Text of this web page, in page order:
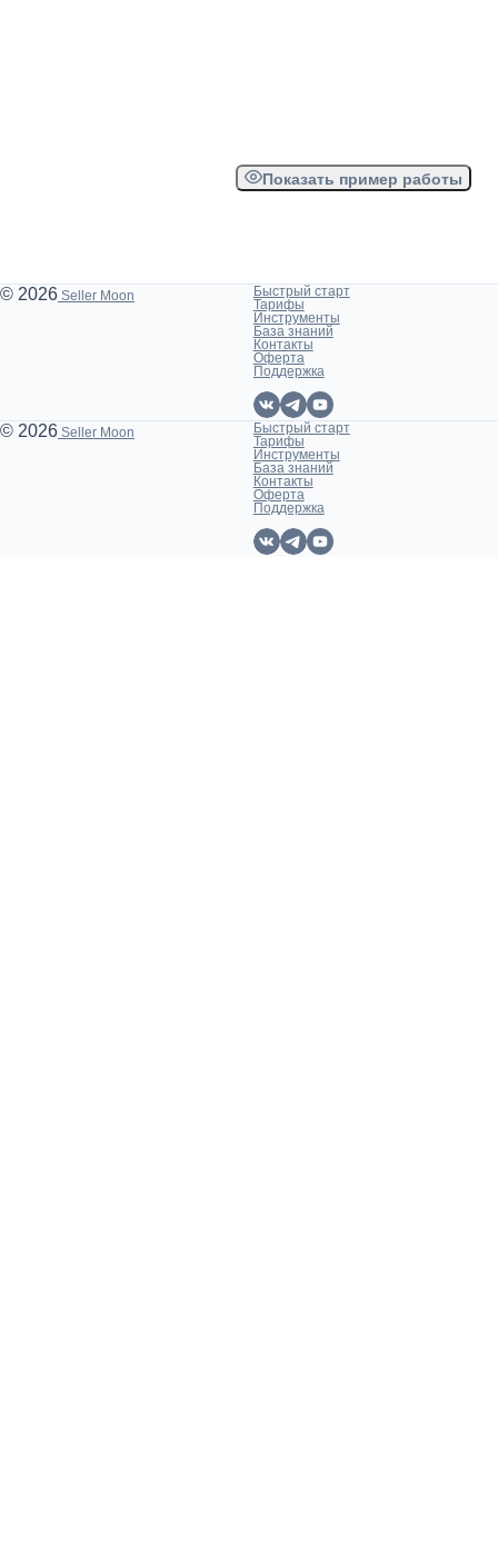
Показать пример работы
© 2026 Seller Moon
Быстрый старт
Тарифы
Инструменты
База знаний
Контакты
Оферта
Поддержка
© 2026 Seller Moon
Быстрый старт
Тарифы
Инструменты
База знаний
Контакты
Оферта
Поддержка